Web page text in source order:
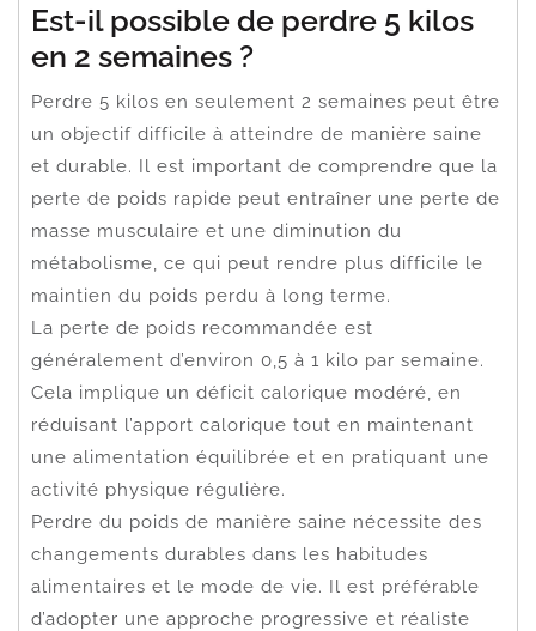
Est-il possible de perdre 5 kilos
en 2 semaines ?
Perdre 5 kilos en seulement 2 semaines peut être
un objectif difficile à atteindre de manière saine
et durable. Il est important de comprendre que la
perte de poids rapide peut entraîner une perte de
masse musculaire et une diminution du
métabolisme, ce qui peut rendre plus difficile le
maintien du poids perdu à long terme.
La perte de poids recommandée est
généralement d’environ 0,5 à 1 kilo par semaine.
Cela implique un déficit calorique modéré, en
réduisant l’apport calorique tout en maintenant
une alimentation équilibrée et en pratiquant une
activité physique régulière.
Perdre du poids de manière saine nécessite des
changements durables dans les habitudes
alimentaires et le mode de vie. Il est préférable
d’adopter une approche progressive et réaliste